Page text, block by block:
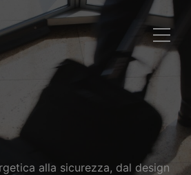
alla sicurezza, dal design